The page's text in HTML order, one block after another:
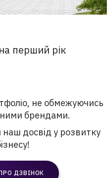
перший рік
не обмежуючись
брендами.
досвід у розвитку
ДЗВІНОК